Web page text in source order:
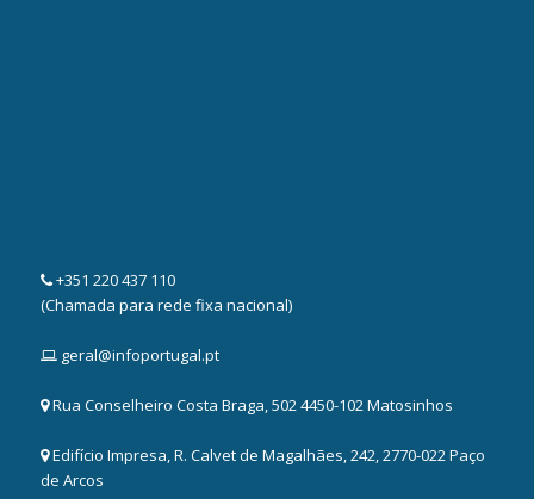
+351 220 437 110
(Chamada para rede fixa nacional)
geral@infoportugal.pt
Rua Conselheiro Costa Braga, 502 4450-102 Matosinhos
Edifício Impresa, R. Calvet de Magalhães, 242, 2770-022 Paço
de Arcos